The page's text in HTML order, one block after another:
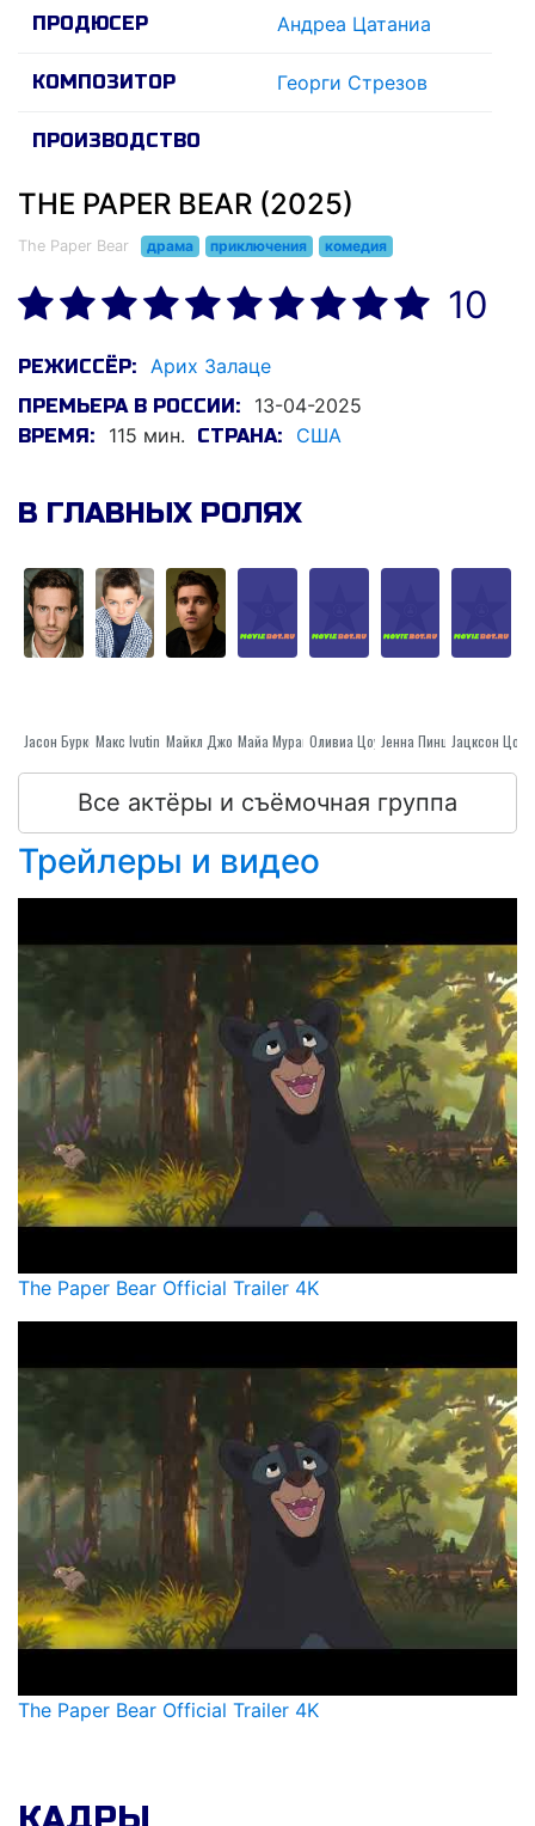
ПРОДЮСЕР Андреа Цатаниа
КОМПОЗИТОР Георги Стрезов
ПРОИЗВОДСТВО
THE PAPER BEAR (2025)
The Paper Bear драма приключения комедия
10
РЕЖИССЁР: Ариx Залаце
ПРЕМЬЕРА В РОССИИ: 13-04-2025
ВРЕМЯ: 115 мин. СТРАНА: США
В ГЛАВНЫХ РОЛЯХ
Jасон БуркейМакс Ivutin Майкл ДжонстонМайа МуракамиОливиа ЦоуцхJенна Пинцхбецк
Jацксон
Все актёры и съёмочная группа
Трейлеры и видео
The Paper Bear Official Trailer 4K
The Paper Bear Official Trailer 4K